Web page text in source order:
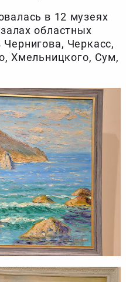
в 12 музеях
областных
Черкасс,
Хмельницкого, Сум,